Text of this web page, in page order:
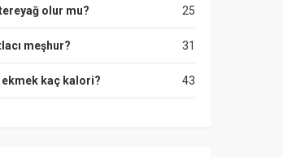
25
olur mu?
31
meşhur?
43
ekmek kaç kalori?